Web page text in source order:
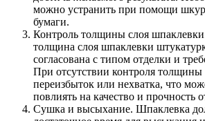
можно устранить при помощи
бумаги.
Контроль толщины слоя
толщина слоя шпаклевки
согласована с типом отделки и
При отсутствии контроля толщины
переизбыток или нехватка, что
повлиять на качество и прочность
Сушка и высыхание. Шпаклевка